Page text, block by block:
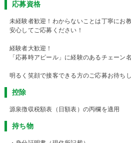
応募資格
未経験者歓迎！わからないことは丁寧にお教
安心してご応募ください！
経験者大歓迎！
「応募時アピール」に経験のあるチェー
明るく笑顔で接客できる方のご応募お待ち
控除
源泉徴収税額表（日額表）の丙欄を適用
持ち物